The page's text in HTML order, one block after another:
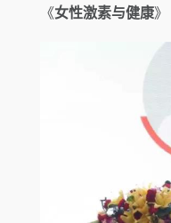
《女性激素与健康》